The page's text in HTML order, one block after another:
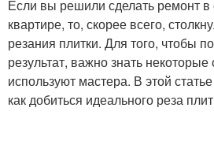
Если вы решили сделать ремонт
квартире, то, скорее всего,
резания плитки. Для того, чтобы
результат, важно знать
используют мастера. В этой
как добиться идеального реза